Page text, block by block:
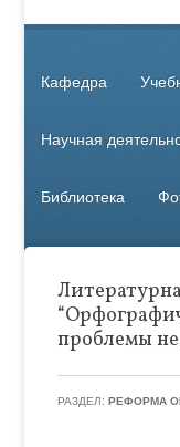
Кафедра
Научная
Библиотека
проблемы
РАЗДЕЛ:РЕФОРМА